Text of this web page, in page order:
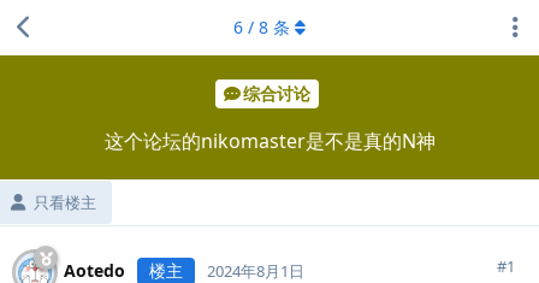
综合讨论
这个论坛的nikomaster是不是真的N神
只看楼主
6 / 8 条
Aotedo 楼主 2024年8月1日 #1